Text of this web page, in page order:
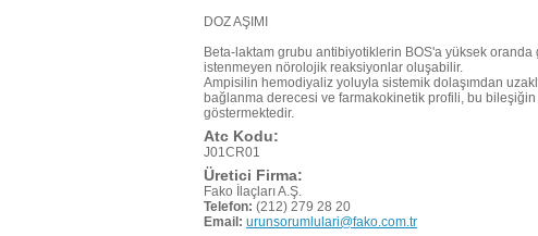
DOZ AŞIMI
Beta-laktam grubu antibiyotiklerin BOS'a yüksek
istenmeyen nörolojik reaksiyonlar oluşabilir.
Ampisilin hemodiyaliz yoluyla sistemik dolaşımdan
bağlanma derecesi ve farmakokinetik profili, bu
göstermektedir.
Atc Kodu:
J01CR01
Üretici Firma:
Fako İlaçları A.Ş.
Telefon: (212) 279 28 20
Email: urunsorumlulari@fako.com.tr